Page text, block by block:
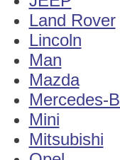
Land Rover
Lincoln
Man
Mazda
Mercedes-
Mini
Mitsubishi